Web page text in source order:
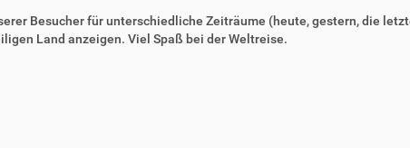
Besucher für unterschiedliche Zeiträume (heute, gestern, die
Land anzeigen. Viel Spaß bei der Weltreise.